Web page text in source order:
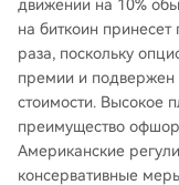
движении на 10%
на биткоин
раза, поскольку
премии и
стоимости. Высокое
преимущество
Американские
консервативные